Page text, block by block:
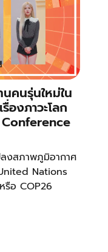
คนรุ่นใหม่ใน
องภาวะโลก
งสภาพภูมิอากาศ
Nations
อ COP26